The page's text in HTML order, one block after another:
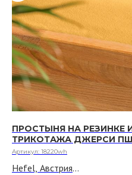
ПРОСТЫНЯ НА
ТРИКОТАЖА ДЖЕРСИ
МАТРАСА 180 Х 200 СМ -
Артикул: 18220wh
Hefel, Австрия